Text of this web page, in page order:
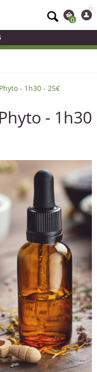
0
- 1h30 - 25€
- 1h30